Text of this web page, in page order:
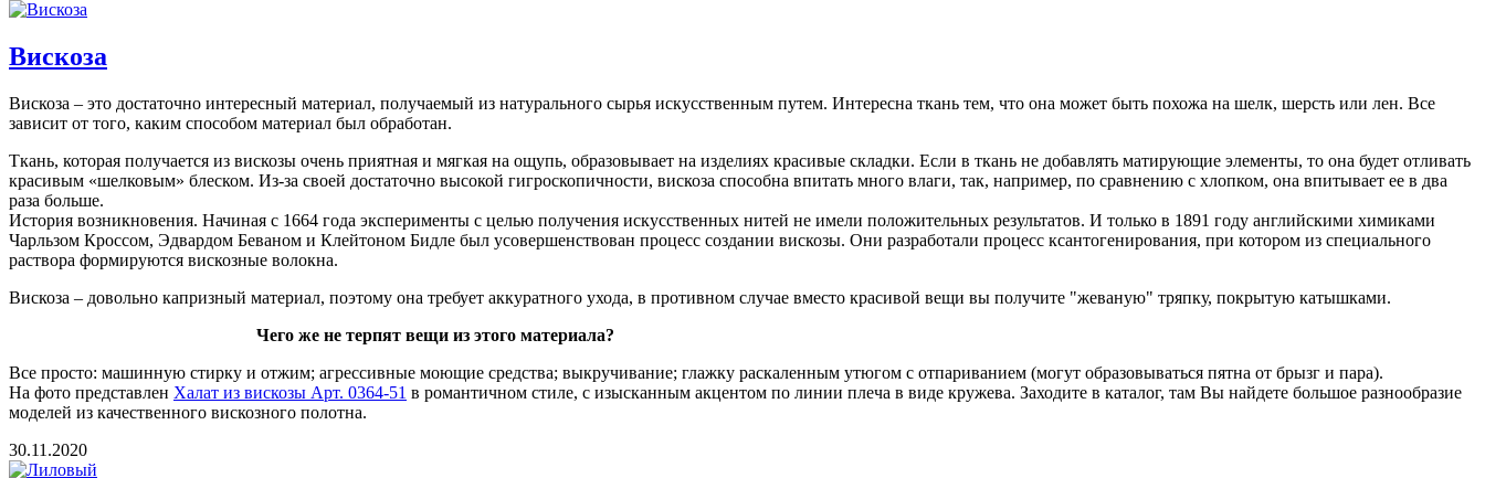
Вискоза
Вискоза – это достаточно интересный материал, получаемый из натурального сырья искусственным путем. Интересна ткань тем, что она может быть похожа на шелк, шерсть или лен. Все
зависит от того, каким способом материал был обработан.
Ткань, которая получается из вискозы очень приятная и мягкая на ощупь, образовывает на изделиях красивые складки. Если в ткань не добавлять матирующие элементы, то она будет отливать
красивым «шелковым» блеском. Из-за своей достаточно высокой гигроскопичности, вискоза способна впитать много влаги, так, например, по сравнению с хлопком, она впитывает ее в два
раза больше.
История возникновения. Начиная с 1664 года эксперименты с целью получения искусственных нитей не имели положительных результатов. И только в 1891 году английскими химиками
Чарльзом Кроссом, Эдвардом Беваном и Клейтоном Бидле был усовершенствован процесс создании вискозы. Они разработали процесс ксантогенирования, при котором из специального
раствора формируются вискозные волокна.
Вискоза – довольно капризный материал, поэтому она требует аккуратного ухода, в противном случае вместо красивой вещи вы получите "жеваную" тряпку, покрытую катышками.
Чего же не терпят вещи из этого материала?
Все просто: машинную стирку и отжим; агрессивные моющие средства; выкручивание; глажку раскаленным утюгом с отпариванием (могут образовываться пятна от брызг и пара).
На фото представлен Халат из вискозы Арт. 0364-51 в романтичном стиле, с изысканным акцентом по линии плеча в виде кружева. Заходите в каталог, там Вы найдете большое разнообразие
моделей из качественного вискозного полотна.
30.11.2020